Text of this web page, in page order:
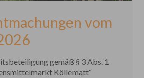
vom
gemäß § 3 Abs. 1
Köllematt“